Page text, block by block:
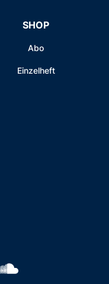
SHOP
Abo
Einzelheft